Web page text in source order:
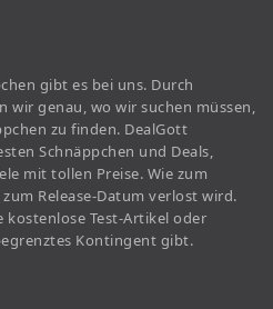
gibt es bei uns. Durch
wir genau, wo wir suchen müssen,
zu finden. DealGott
Schnäppchen und Deals,
mit tollen Preise. Wie zum
Release-Datum verlost wird.
kostenlose Test-Artikel oder
Kontingent gibt.